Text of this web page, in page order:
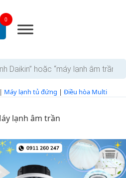
0
| Máy lạnh tủ đứng | Điều hòa Multi
lạnh âm trần